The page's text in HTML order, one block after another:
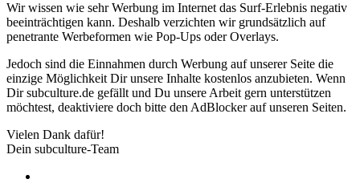
Wir wissen wie sehr Werbung im Internet das Surf-Erlebnis negativ
beeinträchtigen kann. Deshalb verzichten wir grundsätzlich auf
penetrante Werbeformen wie Pop-Ups oder Overlays.
Jedoch sind die Einnahmen durch Werbung auf unserer Seite die
einzige Möglichkeit Dir unsere Inhalte kostenlos anzubieten. Wenn
Dir subculture.de gefällt und Du unsere Arbeit gern unterstützen
möchtest, deaktiviere doch bitte den AdBlocker auf unseren Seiten.
Vielen Dank dafür!
Dein subculture-Team